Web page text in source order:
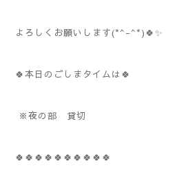
よろしくお願いします(*^-^*)🍀✨
🍀本日のごしまタイムは🍀
※夜の部 貸切
🍀🍀🍀🍀🍀🍀🍀🍀🍀🍀